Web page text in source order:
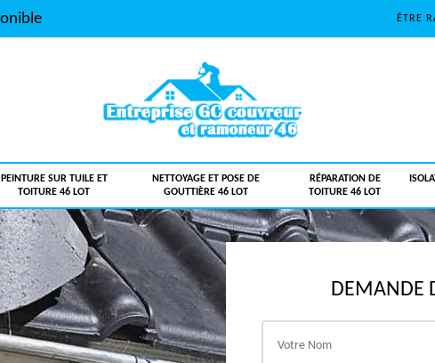
ÊTRE
PEINTURE SUR TUILE ET
TOITURE 46 LOT
NETTOYAGE ET POSE DE
GOUTTIÈRE 46 LOT
RÉPARATION DE
TOITURE 46 LOT
DEMANDE